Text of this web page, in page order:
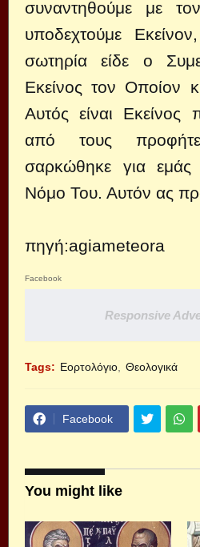
συναντηθούμε με
υποδεχτούμε
σωτηρία είδε ο
Εκείνος τον Οποίον
Αυτός είναι
από τους
σαρκώθηκε για
Νόμο Του. Αυτόν ας
πηγή:agiameteora
Facebook
Responsive
Tags: Εορτολόγιο Θεολογικά
Facebook
You might like